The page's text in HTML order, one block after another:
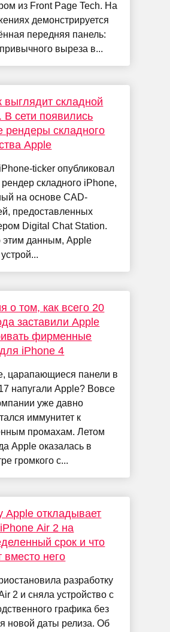
из Front Page Tech. На
демонстрируется
передняя панель:
выреза в...
выглядит складной
В сети появились
рендеры складного
Apple
ticker опубликовал
складного iPhone,
на основе CAD-
предоставленных
Digital Chat Station.
этим данным, Apple
о том, как всего 20
заставили Apple
фирменные
iPhone 4
царапающиеся панели в
напугали Apple? Вовсе
уже давно
иммунитет к
промахам. Летом
Apple оказалась в
громкого с...
Apple откладывает
Air 2 на
срок и что
вместо него
разработку
2 и сняла устройство с
графика без
новой даты релиза. Об